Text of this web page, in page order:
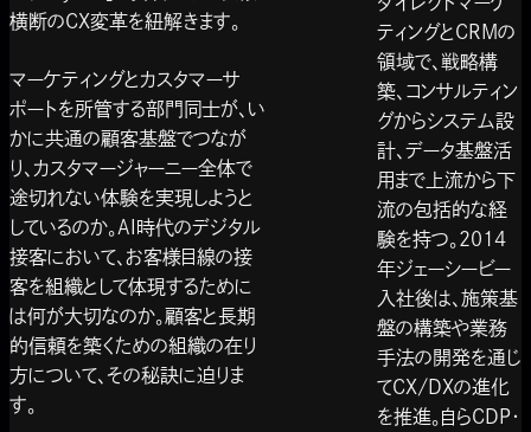
横断のCX変革を紐解きます。
マーケティングとカスタマーサ
ポートを所管する部門同士が、い
かに共通の顧客基盤でつなが
り、カスタマージャーニー全体で
途切れない体験を実現しようと
しているのか。AI時代のデジタル
接客において、お客様目線の接
客を組織として体現するために
は何が大切なのか。顧客と長期
的信頼を築くための組織の在り
方について、その秘訣に迫りま
す。
ティングとCRMの
領域で、戦略構
築、コンサルティン
グからシステム設
計、データ基盤活
用まで上流から下
流の包括的な経
験を持つ。2014
年ジェーシービー
入社後は、施策基
盤の構築や業務
手法の開発を通じ
てCX/DXの進化
を推進。自らCDP・